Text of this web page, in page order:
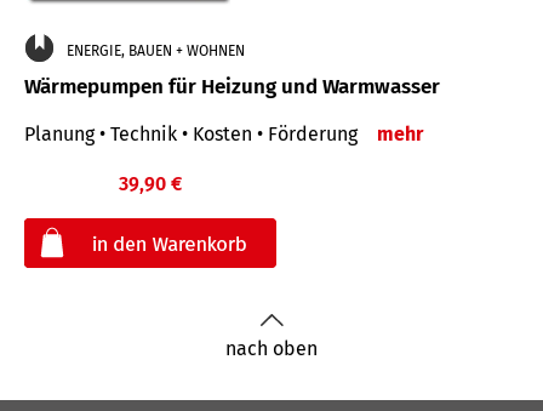
ENERGIE, BAUEN + WOHNEN
Wärmepumpen für Heizung und Warmwasser
Planung • Technik • Kosten • Förderung mehr
39,90 €
nach oben